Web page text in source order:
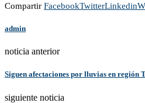
Compartir FacebookTwitterLinkedin
admin
noticia anterior
Siguen afectaciones por lluvias en región
siguiente noticia